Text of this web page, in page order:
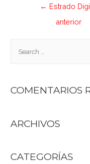
← Estrado
anterior
COMENTARIOS
ARCHIVOS
CATEGORÍAS